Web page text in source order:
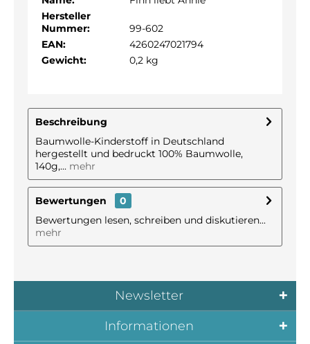
Hersteller
Nummer:
99-602
EAN:
4260247021794
Gewicht:
0,2 kg
Beschreibung
Baumwolle-Kinderstoff in Deutschland
hergestellt und bedruckt 100% Baumwolle,
140g,... mehr
Bewertungen
0
Bewertungen lesen, schreiben und diskutieren...
mehr
Informationen
Newsletter